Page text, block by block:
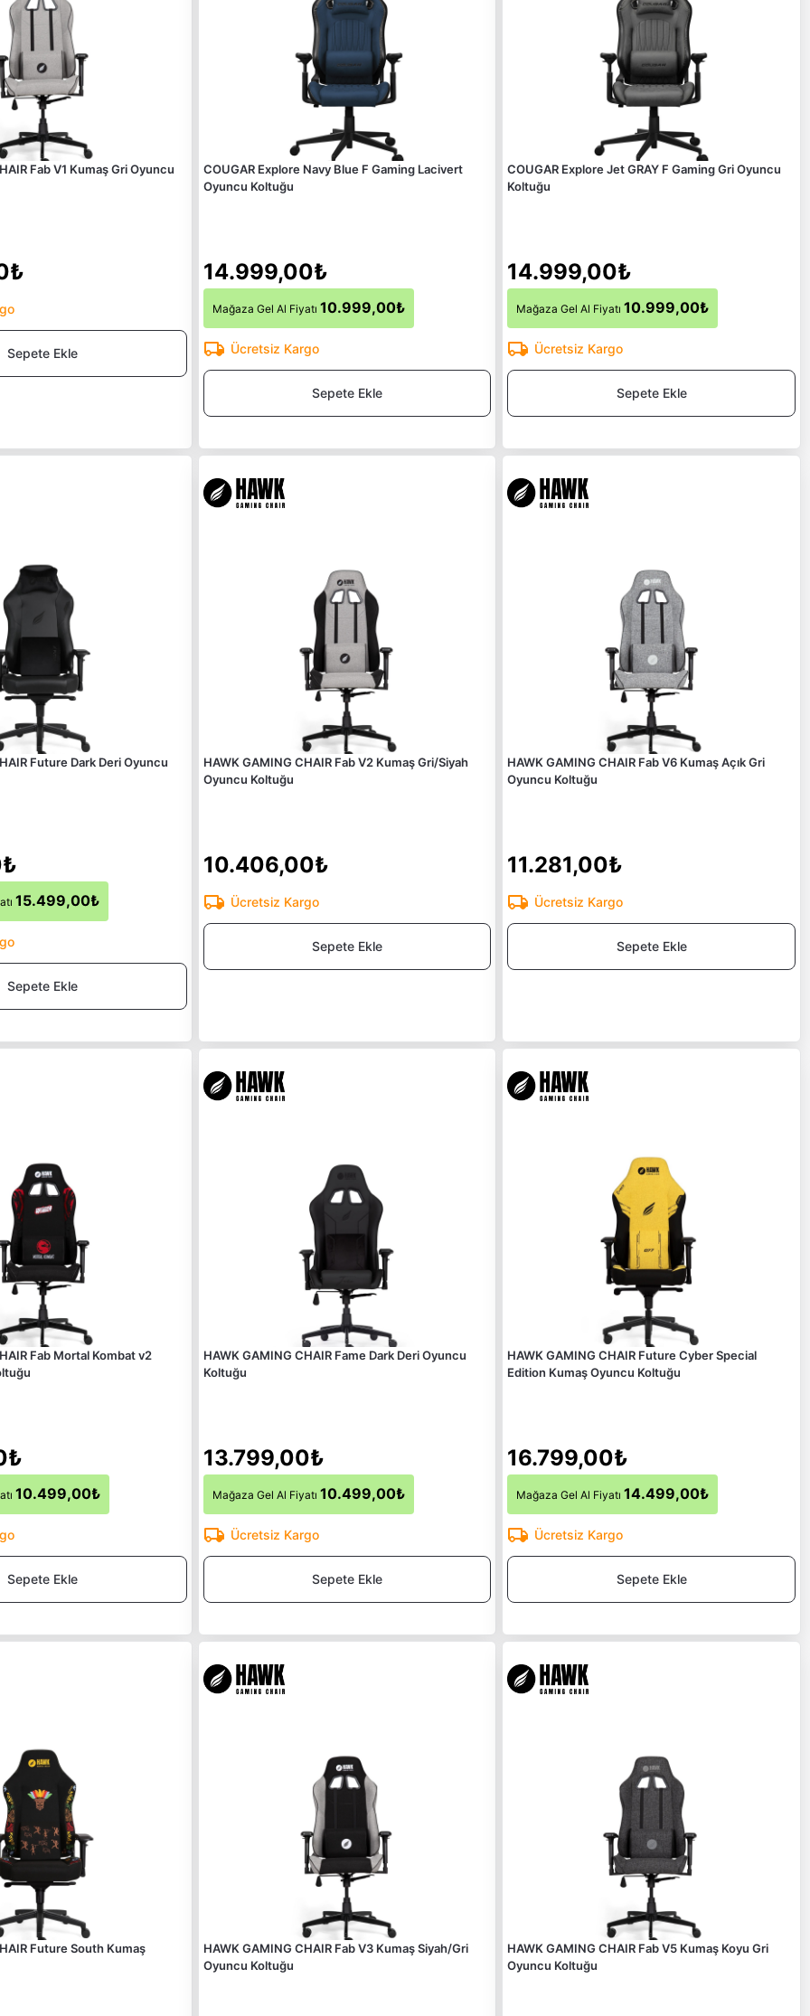
Fab V1 Kumaş Gri Oyuncu
Sepete Ekle
COUGAR Explore Navy Blue F Gaming Lacivert
Oyuncu Koltuğu
14.999,00₺
Mağaza Gel Al Fiyatı 10.999,00₺
Ücretsiz Kargo
Sepete Ekle
COUGAR Explore Jet GRAY F Gaming Gri Oyuncu
Koltuğu
14.999,00₺
Mağaza Gel Al Fiyatı10.999,00₺
Ücretsiz Kargo
Sepete Ekle
Future Dark Deri Oyuncu
15.499,00₺
Sepete Ekle
HAWK GAMING CHAIR Fab V2 Kumaş Gri/Siyah
Oyuncu Koltuğu
10.406,00₺
Ücretsiz Kargo
Sepete Ekle
HAWK GAMING CHAIR Fab V6 Kumaş Açık Gri
Oyuncu Koltuğu
11.281,00₺
Ücretsiz Kargo
Sepete Ekle
Fab Mortal Kombat v2
10.499,00₺
Sepete Ekle
HAWK GAMING CHAIR Fame Dark Deri Oyuncu
Koltuğu
13.799,00₺
Mağaza Gel Al Fiyatı 10.499,00₺
Ücretsiz Kargo
Sepete Ekle
HAWK GAMING CHAIR Future Cyber Special
Edition Kumaş Oyuncu Koltuğu
16.799,00₺
Mağaza Gel Al Fiyatı14.499,00₺
Ücretsiz Kargo
Sepete Ekle
Future South Kumaş
HAWK GAMING CHAIR Fab V3 Kumaş Siyah/Gri
Oyuncu Koltuğu
HAWK GAMING CHAIR Fab V5 Kumaş Koyu Gri
Oyuncu Koltuğu